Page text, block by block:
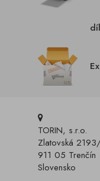
TORIN, s.r.o.
Zlatovská
911 05 Trenčín
Slovensko